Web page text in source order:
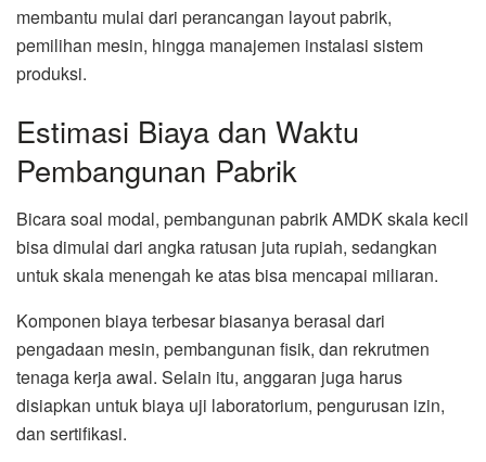
membantu mulai dari perancangan layout pabrik,
pemilihan mesin, hingga manajemen instalasi sistem
produksi.
Estimasi Biaya dan Waktu
Pembangunan Pabrik
Bicara soal modal, pembangunan pabrik AMDK skala kecil
bisa dimulai dari angka ratusan juta rupiah, sedangkan
untuk skala menengah ke atas bisa mencapai miliaran.
Komponen biaya terbesar biasanya berasal dari
pengadaan mesin, pembangunan fisik, dan rekrutmen
tenaga kerja awal. Selain itu, anggaran juga harus
disiapkan untuk biaya uji laboratorium, pengurusan izin,
dan sertifikasi.